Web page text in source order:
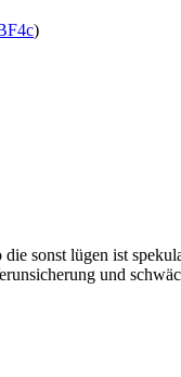
)
sonst lügen ist
und